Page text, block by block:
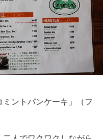
ントパンケーキ」（フ